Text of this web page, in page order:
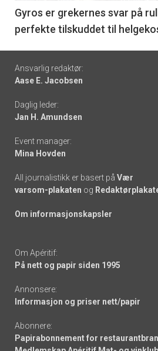
6
Gyros er grekernes svar på
perfekte tilskuddet til
Footer
-
links
Ansvarlig redaktør:
Aase E. Jacobsen
Daglig leder:
Jan H. Amundsen
Event manager:
Mina Hovden
All journalistikk er basert på Vær
varsom-plakaten og
Om informasjonskapsler
Om Apéritif:
På nett og papir siden 1995
Annonsere:
Informasjon og priser nett/papir
Abonnere:
Papirabonnement for